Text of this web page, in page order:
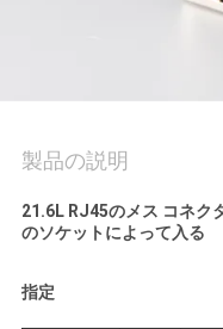
連
絡
し
さ
製品の説明
21.6L RJ45のメス コネク
のソケットによって入る
指定